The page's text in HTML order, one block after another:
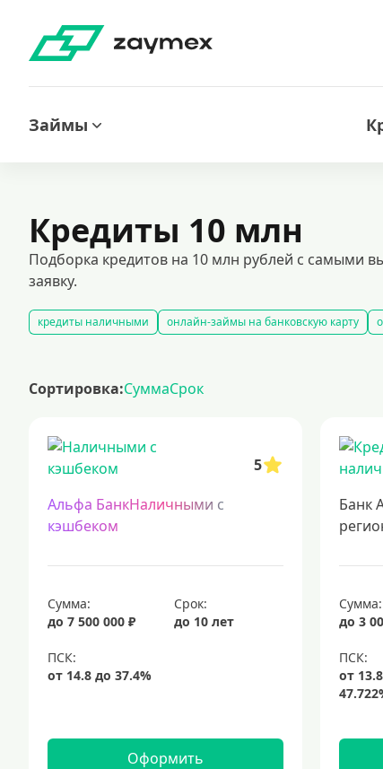
Займы
Кредиты 10 млн
Подборка кредитов на 10 млн рублей с самыми
заявку.
кредиты наличными онлайн-займы на банковскую карту
кредит на 300000 рублей
кредит на 2 миллиона рублей:
кредиты для самозанятых
кредиты на 5
подбор кредита
Сортировка:СуммаСрок
5
Альфа БанкНаличными с
кэшбеком
Сумма:
до 7 500 000 ₽
Срок:
до 10 лет
Оформить
Банк
Сумма:
до 3